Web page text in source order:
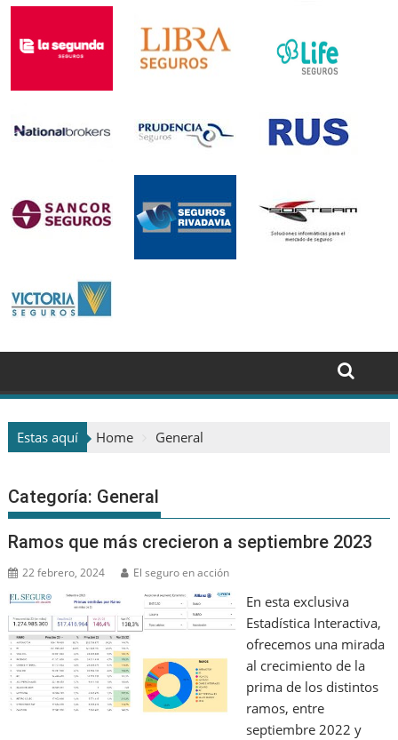
Estas aquí Home General
Categoría: General
Ramos que más crecieron a septiembre 2023
22 febrero, 2024 El seguro en acción
En esta exclusiva
Estadística Interactiva,
ofrecemos una mirada
al crecimiento de la
prima de los distintos
ramos, entre
septiembre 2022 y